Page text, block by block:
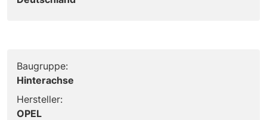
Baugruppe:
Hinterachse
Hersteller:
OPEL